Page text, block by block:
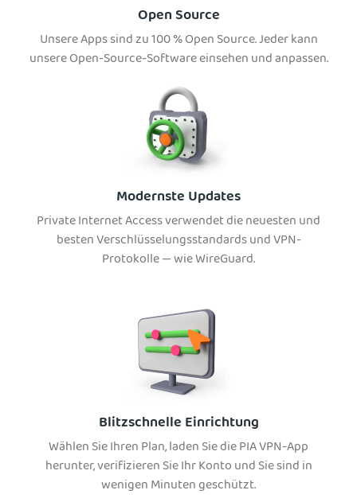
Open Source
Unsere Apps sind zu 100 % Open Source. Jeder kann
unsere Open-Source-Software einsehen und anpassen.
Modernste Updates
Private Internet Access verwendet die neuesten und
besten Verschlüsselungsstandards und VPN-
Protokolle — wie WireGuard.
Blitzschnelle Einrichtung
Wählen Sie Ihren Plan, laden Sie die PIA VPN-App
herunter, verifizieren Sie Ihr Konto und Sie sind in
wenigen Minuten geschützt.